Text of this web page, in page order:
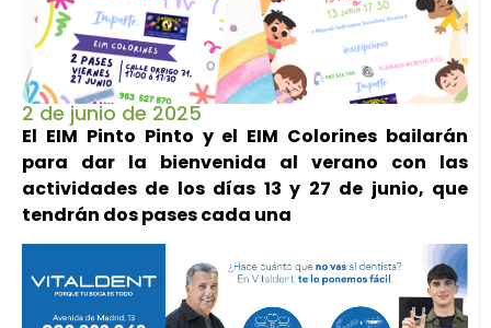
2 de junio de 2025
El EIM Pinto Pinto y el EIM Colorines bailarán
para dar la bienvenida al verano con las
actividades de los días 13 y 27 de junio, que
tendrán dos pases cada una